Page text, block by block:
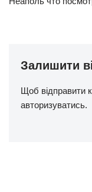
Залишити
Щоб відправити
авторизуватись.